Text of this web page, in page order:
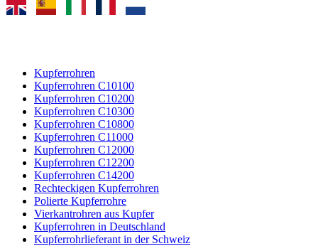
Kupferrohren
Kupferrohren C10100
Kupferrohren C10200
Kupferrohren C10300
Kupferrohren C10800
Kupferrohren C11000
Kupferrohren C12000
Kupferrohren C12200
Kupferrohren C14200
Rechteckigen Kupferrohren
Polierte Kupferrohre
Vierkantrohren aus Kupfer
Kupferrohren in Deutschland
Kupferrohrlieferant in der Schweiz